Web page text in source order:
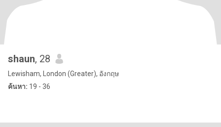
shaun, 28
Lewisham, London (Greater), อังกฤษ
ค้นหา: 19 - 36